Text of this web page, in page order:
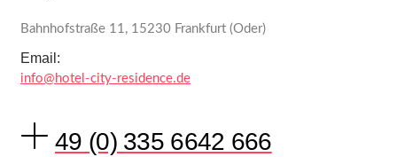
Bahnhofstraße 11, 15230 Frankfurt (Oder)
Email:
info@hotel-city-residence.de
49 (0) 335 6642 666